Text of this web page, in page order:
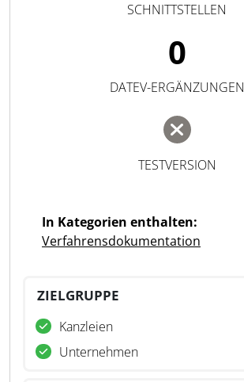
SCHNITTSTELLEN
0
DATEV-ERGÄNZUNGEN
TESTVERSION
In Kategorien enthalten:
Verfahrensdokumentation
ZIELGRUPPE
Kanzleien
Unternehmen